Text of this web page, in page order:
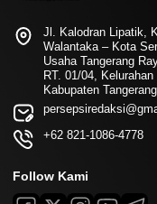
Jl. Kalodran Lipatik,
Walantaka – Kota
Usaha Tangerang
RT. 01/04,
Kabupaten
+62 821-1086-4778
Follow Kami